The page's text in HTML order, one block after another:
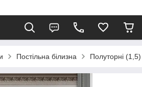
Постільна білизна Полуторні (1,5)